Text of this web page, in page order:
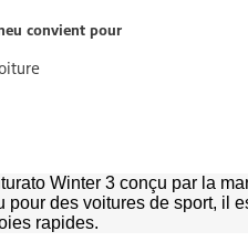
convient pour
Winter 3 conçu par la
pour des voitures de sport, il
rapides.